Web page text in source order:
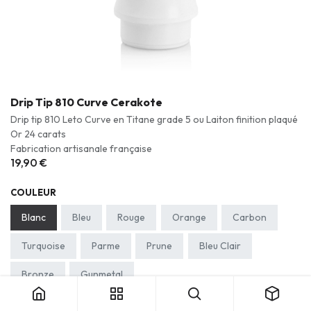
Drip Tip 810 Curve Cerakote
Drip tip 810 Leto Curve en Titane grade 5 ou Laiton finition plaqué
Or 24 carats
Fabrication artisanale française
19,90 €
COULEUR
Blanc Bleu Rouge Orange Carbon
Turquoise Parme Prune Bleu Clair
Bronze Gunmetal